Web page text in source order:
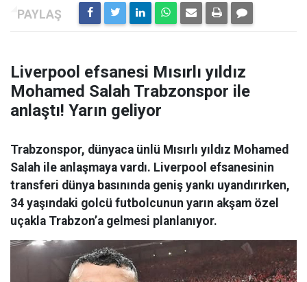
Liverpool efsanesi Mısırlı yıldız
Mohamed Salah Trabzonspor ile
anlaştı! Yarın geliyor
Trabzonspor, dünyaca ünlü Mısırlı yıldız Mohamed
Salah ile anlaşmaya vardı. Liverpool efsanesinin
transferi dünya basınında geniş yankı uyandırırken,
34 yaşındaki golcü futbolcunun yarın akşam özel
uçakla Trabzon’a gelmesi planlanıyor.